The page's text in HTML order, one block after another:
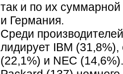
так и по их
и Германия.
Среди
лидирует IBM
(22,1%) и NEC